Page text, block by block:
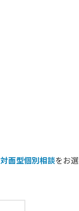
対面型個別相談をお選